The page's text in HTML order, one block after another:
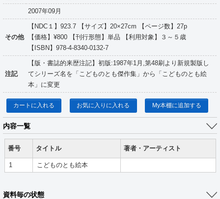
2007年09月
その他
【NDC１】923.7 【サイズ】20×27cm 【ページ数】27p
【価格】¥800 【刊行形態】単品 【利用対象】３～５歳
【ISBN】978-4-8340-0132-7
注記
【版・書誌的来歴注記】初版:1987年1月,第48刷より新規製版し
てシリーズ名を「こどものとも傑作集」から「こどものとも絵
本」に変更
カートに入れる お気に入りに入れる My本棚に追加する
内容一覧
番号 タイトル 著者・アーティスト
1 こどものとも絵本
資料毎の状態